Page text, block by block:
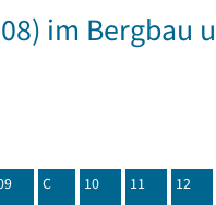
im
C 10 11 12